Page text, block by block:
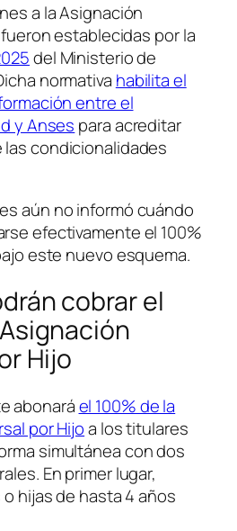
a la Asignación
establecidas por la
del Ministerio de
normativa habilita el
entre el
y Anses para acreditar
condicionalidades
aún no informó cuándo
efectivamente el 100%
este nuevo esquema.
cobrar el
Hijo
abonaráel 100% de la
por Hijoa los titulares
simultánea con dos
En primer lugar,
hijas de hasta 4 años